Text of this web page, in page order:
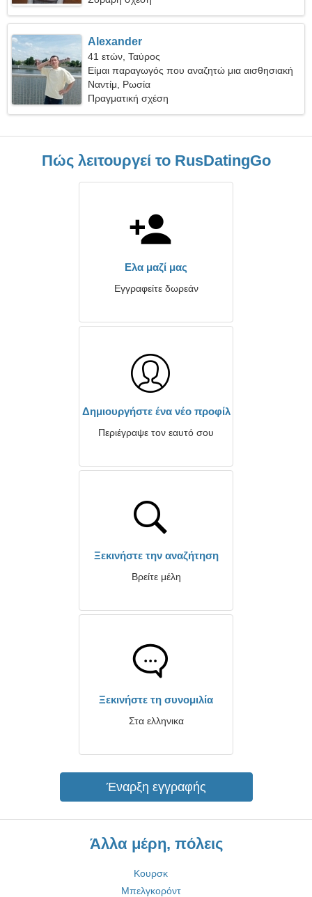
Alexander
41 ετών, Ταύρος
Είμαι παραγωγός που αναζητώ μια αισθησιακή
γυναίκα
Ναντίμ, Ρωσία
Πραγματική σχέση
Πώς λειτουργεί το RusDatingGo
Ελα μαζί μας
Εγγραφείτε δωρεάν
Δημιουργήστε ένα νέο προφίλ
Περιέγραψε τον εαυτό σου
Ξεκινήστε την αναζήτηση
Βρείτε μέλη
Ξεκινήστε τη συνομιλία
Στα ελληνικα
Έναρξη εγγραφής
Άλλα μέρη, πόλεις
Κουρσκ
Μπελγκορόντ